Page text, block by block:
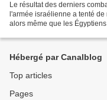
Le résultat des derniers
l'armée israélienne a tenté
alors même que les
Hébergé par Canalblog
Top articles
Pages